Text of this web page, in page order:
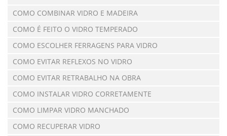
COMO COMBINAR VIDRO E MADEIRA
COMO É FEITO O VIDRO TEMPERADO
COMO ESCOLHER FERRAGENS PARA VIDRO
COMO EVITAR REFLEXOS NO VIDRO
COMO EVITAR RETRABALHO NA OBRA
COMO INSTALAR VIDRO CORRETAMENTE
COMO LIMPAR VIDRO MANCHADO
COMO RECUPERAR VIDRO